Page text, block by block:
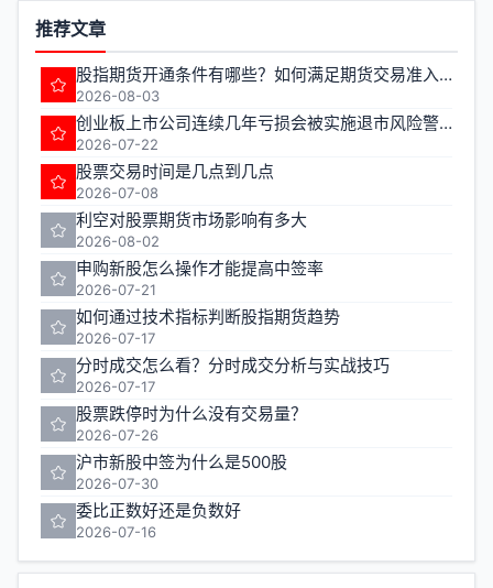
推荐文章
股指期货开通条件有哪些？如何满足期货交易准入要求？
2026-08-03
创业板上市公司连续几年亏损会被实施退市风险警示
2026-07-22
股票交易时间是几点到几点
2026-07-08
利空对股票期货市场影响有多大
2026-08-02
申购新股怎么操作才能提高中签率
2026-07-21
如何通过技术指标判断股指期货趋势
2026-07-17
分时成交怎么看？分时成交分析与实战技巧
2026-07-17
股票跌停时为什么没有交易量？
2026-07-26
沪市新股中签为什么是500股
2026-07-30
委比正数好还是负数好
2026-07-16